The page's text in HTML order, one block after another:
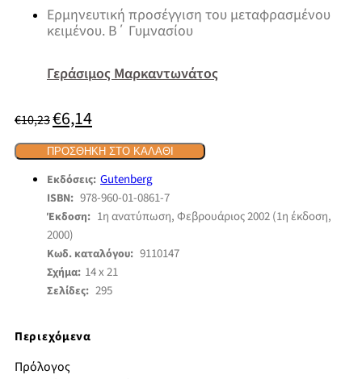
Ερμηνευτική προσέγγιση του μεταφρασμένου
κειμένου. Β΄ Γυμνασίου
Γεράσιμος Μαρκαντωνάτος
€10,23Original
price
was:
€10,23.
€6,14Η
τρέχουσα
τιμή
είναι:
ΠΡΟΣΘΉΚΗ ΣΤΟ ΚΑΛΆΘΙ
Εκδόσεις: Gutenberg
ISBN: 978-960-01-0861-7
Έκδοση: 1η ανατύπωση, Φεβρουάριος 2002 (1η έκδοση,
2000)
Κωδ. καταλόγου: 9110147
Σχήμα: 14 x 21
Σελίδες: 295
Περιεχόμενα
Πρόλογος